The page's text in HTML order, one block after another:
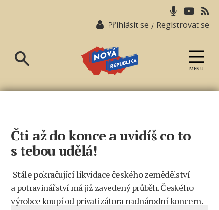
Přihlásit se / Registrovat se
republika
MENU
Čti až do konce a uvidíš co to
s tebou udělá!
Stále pokračující likvidace českého zemědělství
a potravinářství má již zavedený průběh. Českého
výrobce koupí od privatizátora nadnárodní koncern.